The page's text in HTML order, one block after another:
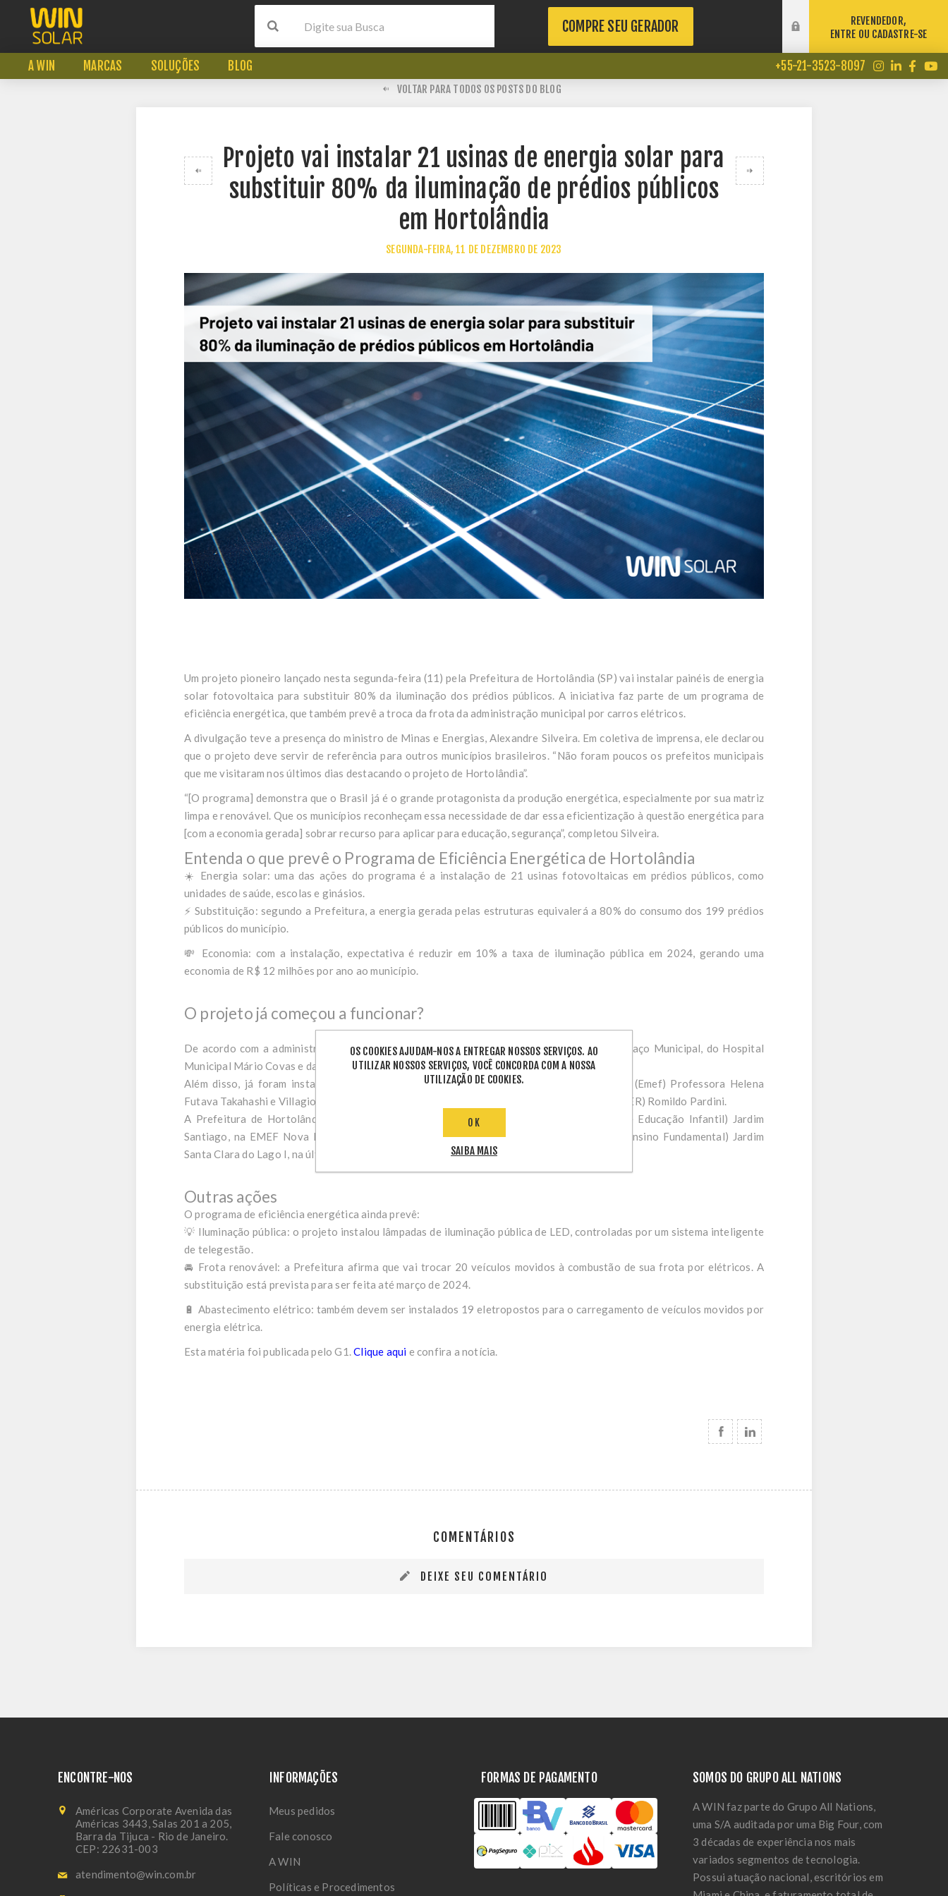
COMPRE SEU GERADOR
REVENDEDOR,
ENTRE OU CADASTRE-SE
A WIN MARCAS SOLUÇÕES BLOG +55-21-3523-8097
VOLTAR PARA TODOS OS POSTS DO BLOG
Projeto vai instalar 21 usinas de energia solar para
substituir 80% da iluminação de prédios públicos
em Hortolândia
SEGUNDA-FEIRA, 11 DE DEZEMBRO DE 2023
Um projeto pioneiro lançado nesta segunda-feira (11) pela Prefeitura de Hortolândia (SP) vai instalar painéis de energia
solar fotovoltaica para substituir 80% da iluminação dos prédios públicos. A iniciativa faz parte de um programa de
eficiência energética, que também prevê a troca da frota da administração municipal por carros elétricos.
A divulgação teve a presença do ministro de Minas e Energias, Alexandre Silveira. Em coletiva de imprensa, eledeclarou
que o projeto deve servir de referência para outros municípios brasileiros. “Não foram poucos os prefeitos municipais
que me visitaram nos últimos dias destacando o projeto de Hortolândia”.
“[O programa] demonstra que o Brasil já é o grande protagonista da produção energética, especialmente por sua matriz
limpa e renovável. Que os municípios reconheçam essa necessidade de dar essa eficientização à questão energética para
[com a economia gerada] sobrar recurso para aplicar para educação, segurança”, completou Silveira.
Entenda o que prevê o Programa de Eficiência Energética de Hortolândia
☀️ Energia solar: uma das ações do programa é a instalação de 21 usinas fotovoltaicas em prédios públicos, como
unidades de saúde, escolas e ginásios.
⚡ Substituição: segundo a Prefeitura, a energia gerada pelas estruturas equivalerá a 80% do consumo dos 199 prédios
públicos do município.
💸 Economia: com a instalação, expectativa é reduzir em 10% a taxa de iluminação pública em 2024, gerando uma
economia de R$ 12 milhões por ano ao município.
O projeto já começou a funcionar?
De acordo com a administração municipal, já estão em funcionamento as usinas do novo Paço Municipal, do Hospital
Municipal Mário Covas e da Unidade de Pronto Atendimento (UPA) Nova Hortolândia.
Além disso, já foram instaladas as usinas nas Escolas Municipais de Ensino Fundamental (Emef) Professora Helena
Futava Takahashi e Villagio Ghiraldelli e no Centro Integrado de Educação e Reabilitação (CIER) Romildo Pardini.
A Prefeitura de Hortolândia iniciou a instalação de usinas na EMEI (Escola Municipal de Educação Infantil) Jardim
Santiago, na EMEF Nova Europa e na EMEIEF (Escola Municipal de Educação Infantil e Ensino Fundamental) Jardim
Santa Clara do Lago I, na última semana de novembro.
Outras ações
O programa de eficiência energética ainda prevê:
💡 Iluminação pública: o projeto instalou lâmpadas de iluminação pública de LED, controladas por um sistema inteligente
de telegestão.
🚘 Frota renovável: a Prefeitura afirma que vai trocar 20 veículos movidos à combustão de sua frota por elétricos. A
substituição está prevista para ser feita até março de 2024.
🔋 Abastecimento elétrico: também devem ser instalados 19 eletropostos para o carregamento de veículos movidos por
energia elétrica.
Esta matéria foi publicada pelo G1.Clique aqui e confira a notícia.
COMENTÁRIOS
DEIXE SEU COMENTÁRIO
ENCONTRE-NOS
Américas Corporate Avenida das
Américas 3443, Salas 201 a 205,
Barra da Tijuca - Rio de Janeiro.
CEP: 22631-003
atendimento@win.com.br
INFORMAÇÕES
Meus pedidos
Fale conosco
A WIN
Políticas e Procedimentos
FORMAS DE PAGAMENTO SOMOS DO GRUPO ALL NATIONS
A WIN faz parte do Grupo All Nations,
uma S/A auditada por uma Big Four, com
3 décadas de experiência nos mais
variados segmentos de tecnologia.
Possui atuação nacional, escritórios em
OS COOKIES AJUDAM-NOS A ENTREGAR NOSSOS SERVIÇOS. AO
UTILIZAR NOSSOS SERVIÇOS, VOCÊ CONCORDA COM A NOSSA
UTILIZAÇÃO DE COOKIES.
OK
SAIBA MAIS